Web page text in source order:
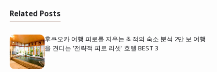
Related Posts
후쿠오카 여행 피로를 지우는 최적의 숙소 분석 2만 보 여행
을 견디는 '전략적 피로 리셋' 호텔 BEST 3